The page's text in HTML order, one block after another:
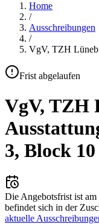
Home
/
Ausschreibungen
/
VgV, TZH
Frist abgelaufen
VgV, TZH
3, Block
Die Angebotsfrist ist am
befindet sich in der
aktuelle